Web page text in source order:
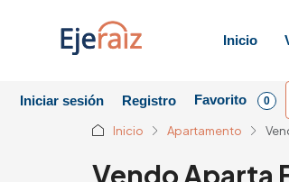
Inicio
Iniciar sesión Registro Favorito 0
Inicio Apartamento
Vendo Aparta